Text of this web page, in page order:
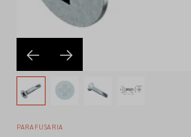
Favoritos
Empresa
Contactos
PARAFUSARIA